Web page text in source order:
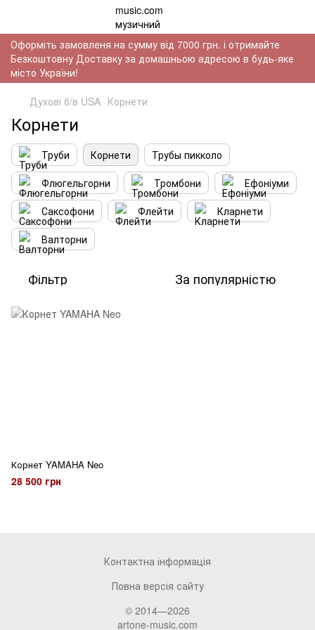
Оформіть замовленя на сумму від 7000 грн. і отримайте
Безкоштовну Доставку за домашньою адресою в будь-яке
місто України!
Духові б/в USA Корнети
Корнети
Труби Корнети
Трубы пикколо
Флюгельгорни
Тромбони
Ефоніуми
Саксофони
Флейти
Кларнети
Валторни
Фільтр За популярністю
Корнет YAMAHA Neo
28 500 грн
Контактна інформація
Повна версія сайту
© 2014—2026
artone-music.com